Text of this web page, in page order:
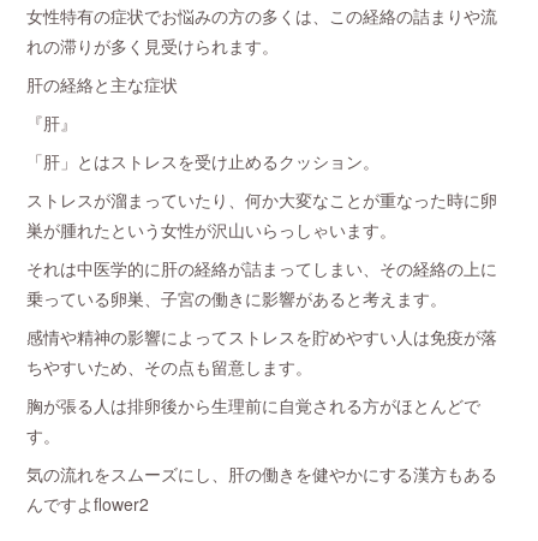
女性特有の症状でお悩みの方の多くは、この経絡の詰まりや流
れの滞りが多く見受けられます。
肝の経絡と主な症状
『肝』
「肝」とはストレスを受け止めるクッション。
ストレスが溜まっていたり、何か大変なことが重なった時に卵
巣が腫れたという女性が沢山いらっしゃいます。
それは中医学的に肝の経絡が詰まってしまい、その経絡の上に
乗っている卵巣、子宮の働きに影響があると考えます。
感情や精神の影響によってストレスを貯めやすい人は免疫が落
ちやすいため、その点も留意します。
胸が張る人は排卵後から生理前に自覚される方がほとんどで
す。
気の流れをスムーズにし、肝の働きを健やかにする漢方もある
んですよflower2